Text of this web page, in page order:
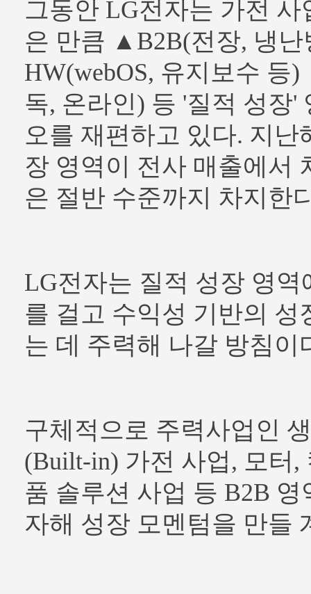
그동안 LG전자는 가전 사
은 만큼 ▲B2B(전장, 냉
HW(webOS, 유지보수 등
독, 온라인) 등 '질적 성장'
오를 재편하고 있다. 지난
장 영역이 전사 매출에서
은 절반 수준까지 차지한
LG전자는 질적 성장 영
를 걸고 수익성 기반의 성
는 데 주력해 나갈 방침이
구체적으로 주력사업인
(Built-in) 가전 사업, 모터,
품 솔루션 사업 등 B2B
자해 성장 모멘텀을 만들